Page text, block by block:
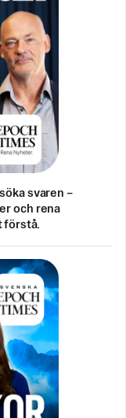
svaren –
och rena
förstå.